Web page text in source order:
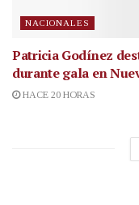
NACIONALES
Patricia Godínez
durante gala en
HACE 20 HORAS